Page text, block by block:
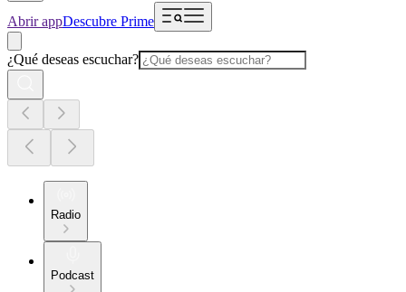
Abrir appDescubre Prime
¿Qué deseas escuchar?
Radio
Podcast